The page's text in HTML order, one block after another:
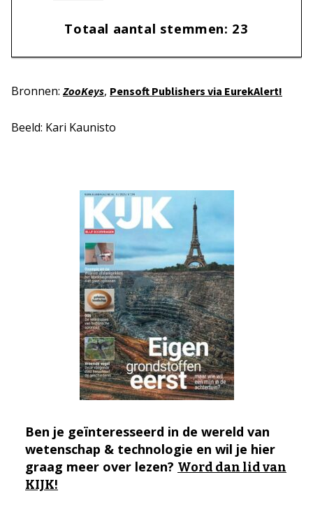
Totaal aantal stemmen: 23
Bronnen: ZooKeys, Pensoft Publishers via EurekAlert!
Beeld: Kari Kaunisto
Ben je geïnteresseerd in de wereld van
wetenschap & technologie en wil je hier
graag meer over lezen? Word dan lid van
KIJK!